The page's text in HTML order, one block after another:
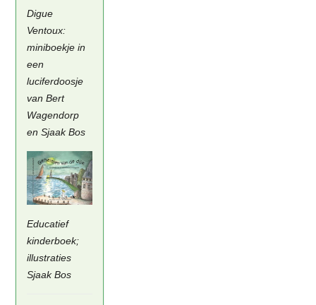
Digue
Ventoux:
miniboekje in
een
luciferdoosje
van Bert
Wagendorp
en Sjaak Bos
Educatief
kinderboek;
illustraties
Sjaak Bos